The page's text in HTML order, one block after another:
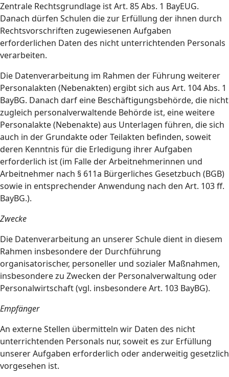
Zentrale Rechtsgrundlage ist Art. 85 Abs. 1 BayEUG.
Danach dürfen Schulen die zur Erfüllung der ihnen durch
Rechtsvorschriften zugewiesenen Aufgaben
erforderlichen Daten des nicht unterrichtenden Personals
verarbeiten.
Die Datenverarbeitung im Rahmen der Führung weiterer
Personalakten (Nebenakten) ergibt sich aus Art. 104 Abs. 1
BayBG. Danach darf eine Beschäftigungsbehörde, die nicht
zugleich personalverwaltende Behörde ist, eine weitere
Personalakte (Nebenakte) aus Unterlagen führen, die sich
auch in der Grundakte oder Teilakten befinden, soweit
deren Kenntnis für die Erledigung ihrer Aufgaben
erforderlich ist (im Falle der Arbeitnehmerinnen und
Arbeitnehmer nach § 611a Bürgerliches Gesetzbuch (BGB)
sowie in entsprechender Anwendung nach den Art. 103 ff.
BayBG.).
Zwecke
Die Datenverarbeitung an unserer Schule dient in diesem
Rahmen insbesondere der Durchführung
organisatorischer, personeller und sozialer Maßnahmen,
insbesondere zu Zwecken der Personalverwaltung oder
Personalwirtschaft (vgl. insbesondere Art. 103 BayBG).
Empfänger
An externe Stellen übermitteln wir Daten des nicht
unterrichtenden Personals nur, soweit es zur Erfüllung
unserer Aufgaben erforderlich oder anderweitig gesetzlich
vorgesehen ist.